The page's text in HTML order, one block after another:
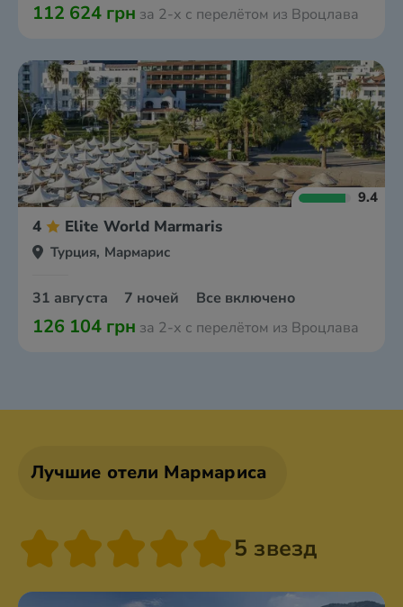
112 624 грн за 2-х с перелётом из Вроцлава
9.4
4 Elite World Marmaris
Турция, Мармарис
31 августа 7 ночей Все включено
126 104 грн за 2-х с перелётом из Вроцлава
Лучшие отели Мармариса
5 звезд